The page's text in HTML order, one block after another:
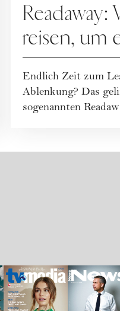
reisen, um
zu lesen
Endlich Zeit zum
Ablenkung? Das
sogenannten